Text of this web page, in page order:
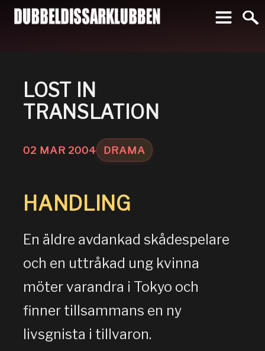
LOST IN
TRANSLATION
02 MAR 2004 DRAMA
HANDLING
En äldre avdankad skådespelare
och en uttråkad ung kvinna
möter varandra i Tokyo och
finner tillsammans en ny
livsgnista i tillvaron.